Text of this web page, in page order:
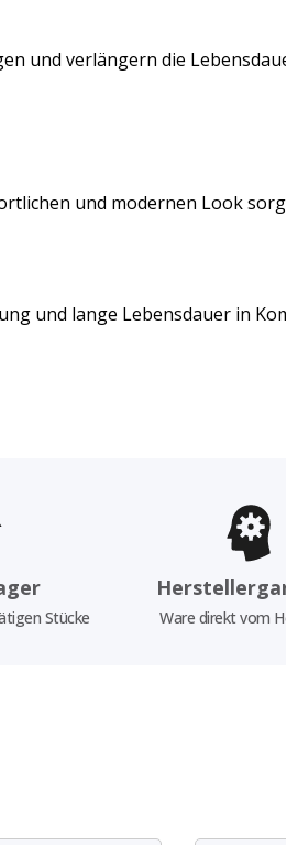
und verlängern die
und modernen Look
und lange Lebensdauer in
Stücke Ware direkt vom